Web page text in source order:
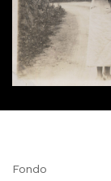
Fondo